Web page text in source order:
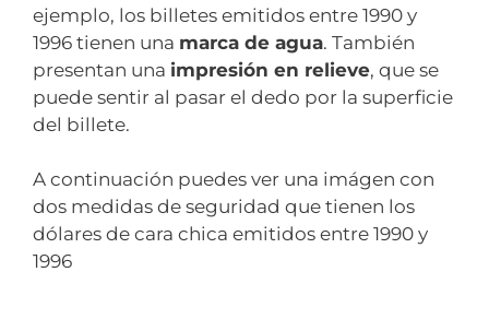
ejemplo, los billetes emitidos entre 1990 y
1996 tienen una marca de agua. También
presentan una impresión en relieve, que se
puede sentir al pasar el dedo por la superficie
del billete.
A continuación puedes ver una imágen con
dos medidas de seguridad que tienen los
dólares de cara chica emitidos entre 1990 y
1996